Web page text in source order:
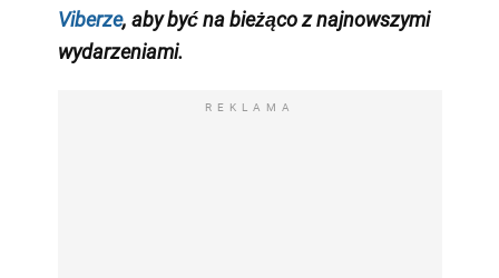
Viberze, aby być na bieżąco znajnowszymi
wydarzeniami.
REKLAMA